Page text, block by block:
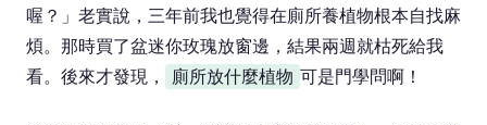
喔？」老實說，三年前我也覺得在廁所養植物根本自找麻
煩。那時買了盆迷你玫瑰放窗邊，結果兩週就枯死給我
看。後來才發現，
廁所放什麼植物 可是門學問啊！